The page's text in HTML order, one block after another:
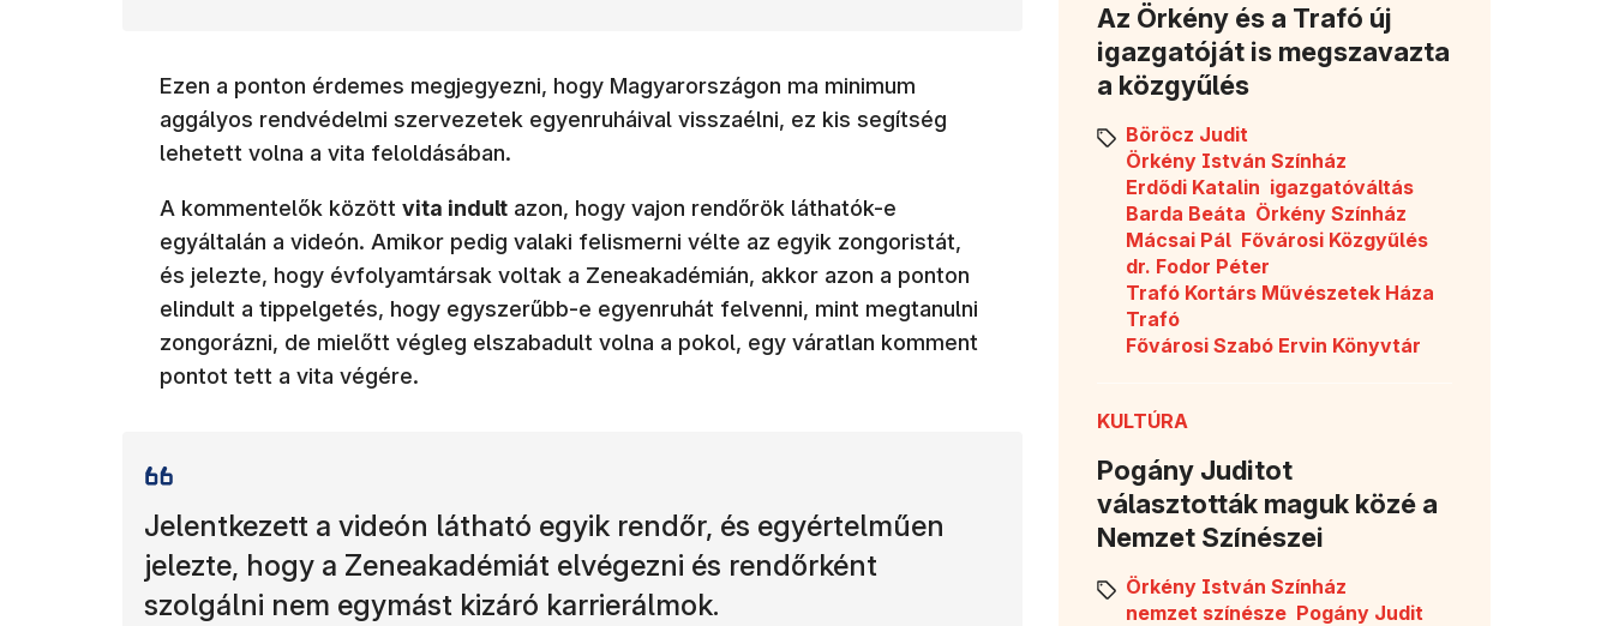
Ezen a ponton érdemes megjegyezni, hogy Magyarországon ma minimum
aggályos rendvédelmi szervezetek egyenruháival visszaélni, ez kis segítség
lehetett volna a vita feloldásában.
A kommentelők között vita indult azon, hogy vajon rendőrök láthatók-e
egyáltalán a videón. Amikor pedig valaki felismerni vélte az egyik zongoristát,
és jelezte, hogy évfolyamtársak voltak a Zeneakadémián, akkor azon a ponton
elindult a tippelgetés, hogy egyszerűbb-e egyenruhát felvenni, mint megtanulni
zongorázni, de mielőtt végleg elszabadult volna a pokol, egy váratlan komment
pontot tett a vita végére.
Jelentkezett a videón látható egyik rendőr, és egyértelműen
jelezte, hogy a Zeneakadémiát elvégezni és rendőrként
szolgálni nem egymást kizáró karrierálmok.
Az Örkény és a Trafó új
igazgatóját is megszavazta
a közgyűlés
Böröcz Judit
Örkény István Színház
Erdődi Katalin igazgatóváltás
Barda Beáta Örkény Színház
Mácsai Pál Fővárosi Közgyűlés
dr. Fodor Péter
Trafó Kortárs Művészetek Háza
Trafó
Fővárosi Szabó Ervin Könyvtár
KULTÚRA
Pogány Juditot
választották maguk közé a
Nemzet Színészei
Örkény István Színház
nemzet színésze Pogány Judit